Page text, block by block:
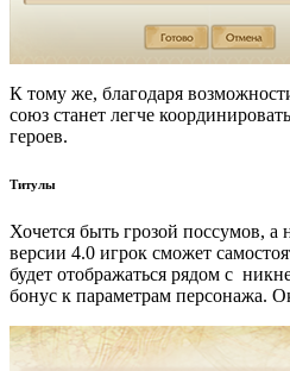
К тому же, благодаря
союз станет легче
героев.
Титулы
Хочется быть грозой поссумов,
версии 4.0 игрок сможет
будет отображаться рядом с
бонус к параметрам персонажа.